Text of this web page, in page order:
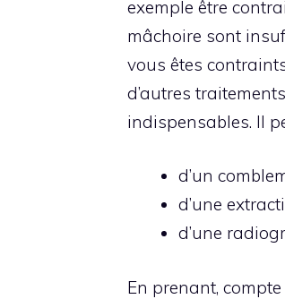
exemple être
mâchoire sont
vous êtes
d’autres
indispensables. Il
d’un
d’une
d’une
En prenant,